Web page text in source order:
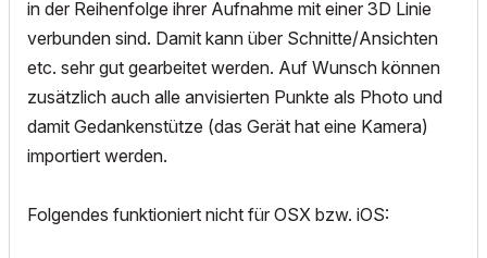
in der Reihenfolge ihrer Aufnahme mit einer 3D Linie
verbunden sind. Damit kann über Schnitte/Ansichten
etc. sehr gut gearbeitet werden. Auf Wunsch können
zusätzlich auch alle anvisierten Punkte als Photo und
damit Gedankenstütze (das Gerät hat eine Kamera)
importiert werden.
Folgendes funktioniert nicht für OSX bzw. iOS: